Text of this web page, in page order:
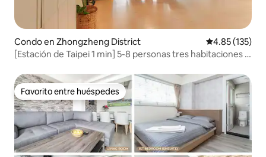
Condo en Zhongzheng District Calificación
4.85 (135)
[Estación de Taipei 1 min] 5-8 personas tres habitaciones y
Tamsui
Favorito entre huéspedes
Favorito entre huéspedes